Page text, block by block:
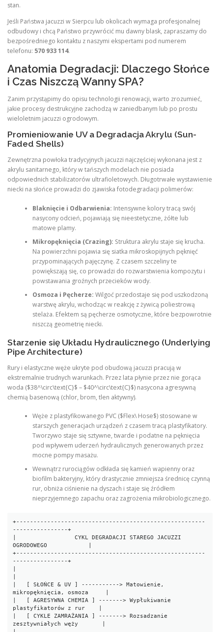
stan.
Jeśli Państwa jacuzzi w Sierpcu lub okolicach wymaga profesjonalnej
odbudowy i chcą Państwo przywrócić mu dawny blask, zapraszamy do
bezpośredniego kontaktu z naszymi ekspertami pod numerem
telefonu: 570 933 114.
Anatomia Degradacji: Dlaczego Słońce
i Czas Niszczą Wanny SPA?
Zanim przystąpimy do opisu technologii renowacji, warto zrozumieć,
jakie procesy destrukcyjne zachodzą w zaniedbanym lub po prostu
wieloletnim jacuzzi ogrodowym.
Promieniowanie UV a Degradacja Akrylu (Sun-
Faded Shells)
Zewnętrzna powłoka tradycyjnych jacuzzi najczęściej wykonana jest z
akrylu sanitarnego, który w tańszych modelach nie posiada
odpowiednich stabilizatorów ultrafioletowych. Długotrwałe wystawienie
niecki na słońce prowadzi do zjawiska fotodegradacji polimerów:
Blaknięcie i Odbarwienia: Intensywne kolory tracą swój
nasycony odcień, pojawiają się nieestetyczne, żółte lub
matowe plamy.
Mikropęknięcia (Crazing): Struktura akrylu staje się krucha.
Na powierzchni pojawia się siatka mikroskopijnych pęknięć
przypominających pajęczynę. Z czasem szczeliny te
powiększają się, co prowadzi do rozwarstwienia kompozytu i
powstawania groźnych przecieków wody.
Osmoza i Pęcherze: Wilgoć przedostaje się pod uszkodzoną
warstwę akrylu, wchodząc w reakcję z żywicą poliestrową
stelaża. Efektem są pęcherze osmotyczne, które bezpowrotnie
niszczą geometrię niecki.
Starzenie się Układu Hydraulicznego (Underlying
Pipe Architecture)
Rury i elastyczne węże ukryte pod obudową jacuzzi pracują w
ekstremalnie trudnych warunkach. Przez lata płynie przez nie gorąca
woda ($38^\circ\text{C}$ – $40^\circ\text{C}$) nasycona agresywną
chemią basenową (chlor, brom, tlen aktywny).
Węże z plastyfikowanego PVC ($Flex\ Hose$) stosowane w
starszych generacjach urządzeń z czasem tracą plastyfikatory.
Tworzywo staje się sztywne, twarde i podatne na pęknięcia
pod wpływem uderzeń hydraulicznych generowanych przez
mocne pompy masażu.
Wewnątrz rurociągów odkłada się kamień wapienny oraz
biofilm bakteryjny, który drastycznie zmniejsza średnicę czynną
rur, obniża ciśnienie na dyszach i staje się źródłem
nieprzyjemnego zapachu oraz zagrożenia mikrobiologicznego.
+-------------------------------------------------------
----------------+
|                 CYKL DEGRADACJI STAREGO JACUZZI
OGRODOWEGO            |
+-------------------------------------------------------
----------------+
|   [ SŁOŃCE & UV ] -----------> Matowienie,
mikropęknięcia, osmoza     |
|   [ AGRESYWNA CHEMIA ] -------> Wypłukiwanie
plastyfikatorów z rur    |
|   [ CYKLE ZAMRAŻANIA ] -------> Rozsadzanie
zesztywniałych węży       |